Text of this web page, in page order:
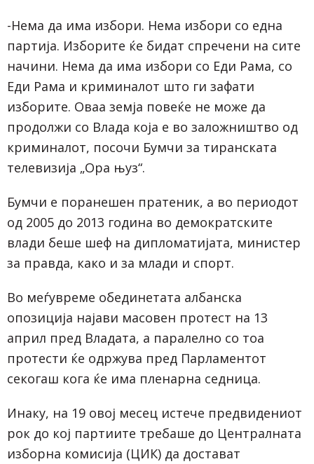
-Нема да има избори. Нема избори со една
партија. Изборите ќе бидат спречени на сите
начини. Нема да има избори со Еди Рама, со
Еди Рама и криминалот што ги зафати
изборите. Оваа земја повеќе не може да
продолжи со Влада која е во заложништво од
криминалот, посочи Бумчи за тиранската
телевизија „Ора њуз“.
Бумчи е поранешен пратеник, а во периодот
од 2005 до 2013 година во демократските
влади беше шеф на дипломатијата, министер
за правда, како и за млади и спорт.
Во меѓувреме обединетата албанска
опозиција најави масовен протест на 13
април пред Владата, а паралелно со тоа
протести ќе одржува пред Парламентот
секогаш кога ќе има пленарна седница.
Инаку, на 19 овој месец истече предвидениот
рок до кој партиите требаше до Централната
изборна комисија (ЦИК) да достават